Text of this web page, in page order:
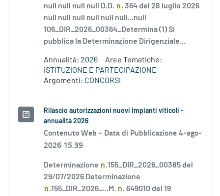
null null null null D.D. n. 364 del 28 luglio 2026
null null null null null null...null
106_DIR_2026_00364_Determina (1) Si
pubblica la Determinazione Dirigenziale...
Annualità: 2026
Aree Tematiche:
ISTITUZIONE E PARTECIPAZIONE
Argomenti: CONCORSI
Rilascio autorizzazioni nuovi impianti viticoli -
annualità 2026
Contenuto Web - Data di Pubblicazione 4-ago-
2026 15.39
Determinazione n.155_DIR_2026_00385 del
29/07/2026 Determinazione
n.155_DIR_2026_...M. n. 649010 del 19